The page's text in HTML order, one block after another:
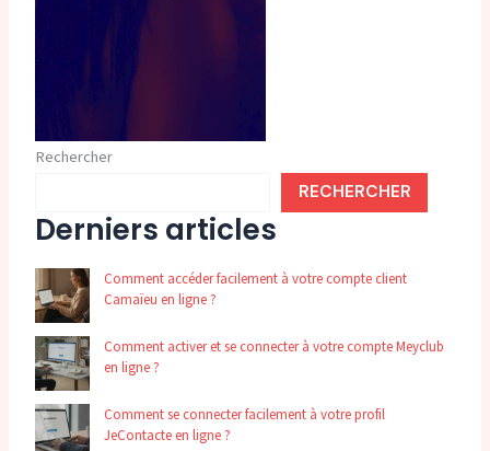
Rechercher
RECHERCHER
Derniers articles
Comment accéder facilement à votre compte client
Camaïeu en ligne ?
Comment activer et se connecter à votre compte Meyclub
en ligne ?
Comment se connecter facilement à votre profil
JeContacte en ligne ?